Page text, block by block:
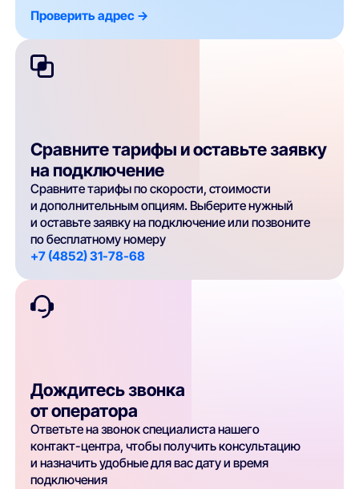
Проверить адрес ->
Сравните тарифы и оставьте заявку
на подключение
Сравните тарифы по скорости, стоимости
и дополнительным опциям. Выберите нужный
и оставьте заявку на подключение или позвоните
по бесплатному номеру
+7 (4852) 31-78-68
Дождитесь звонка
от оператора
Ответьте на звонок специалиста нашего
контакт-центра, чтобы получить консультацию
и назначить удобные для вас дату и время
подключения